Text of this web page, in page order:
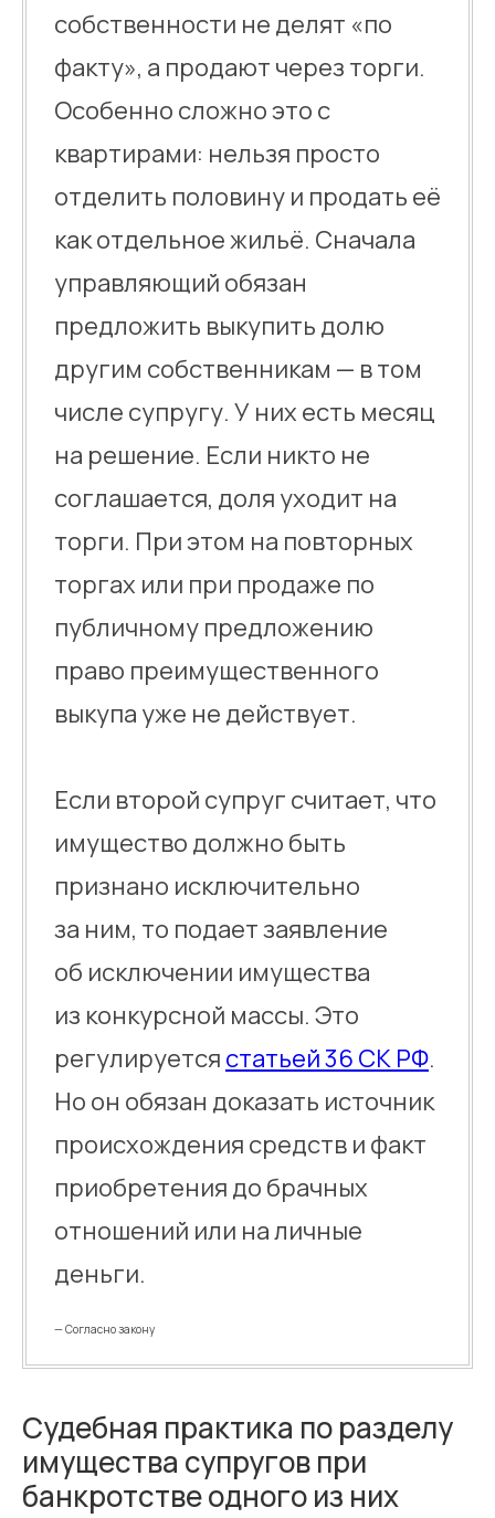
собственности не делят «по
факту», а продают через торги.
Особенно сложно это с
квартирами: нельзя просто
отделить половину и продать её
как отдельное жильё. Сначала
управляющий обязан
предложить выкупить долю
другим собственникам — в том
числе супругу. У них есть месяц
на решение. Если никто не
соглашается, доля уходит на
торги. При этом на повторных
торгах или при продаже по
публичному предложению
право преимущественного
выкупа уже не действует.
Если второй супруг считает, что
имущество должно быть
признано исключительно
за ним, то подает заявление
об исключении имущества
из конкурсной массы. Это
регулируется статьей 36 СК РФ.
Но он обязан доказать источник
происхождения средств и факт
приобретения до брачных
отношений или на личные
деньги.
— Согласно закону
Судебная практика по разделу
имущества супругов при
банкротстве одного из них